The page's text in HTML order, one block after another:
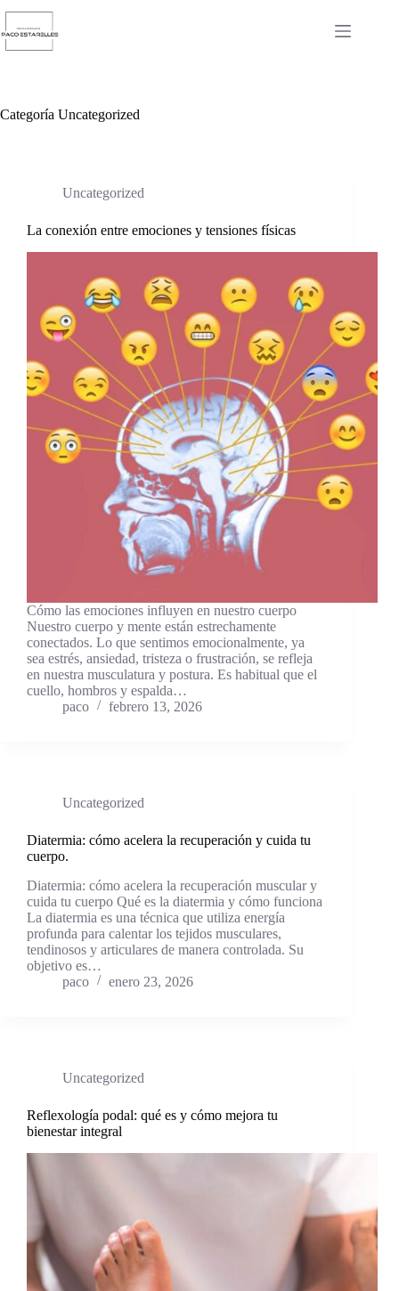
contenido
Categoría Uncategorized
Uncategorized
La conexión entre emociones y tensiones físicas
Cómo las emociones influyen en nuestro cuerpo
Nuestro cuerpo y mente están estrechamente
conectados. Lo que sentimos emocionalmente, ya
sea estrés, ansiedad, tristeza o frustración, se refleja
en nuestra musculatura y postura. Es habitual que el
cuello, hombros y espalda…
paco
febrero 13, 2026
Uncategorized
Diatermia: cómo acelera la recuperación y cuida tu
cuerpo.
Diatermia: cómo acelera la recuperación muscular y
cuida tu cuerpo Qué es la diatermia y cómo funciona
La diatermia es una técnica que utiliza energía
profunda para calentar los tejidos musculares,
tendinosos y articulares de manera controlada. Su
objetivo es…
paco
enero 23, 2026
Uncategorized
Reflexología podal: qué es y cómo mejora tu
bienestar integral